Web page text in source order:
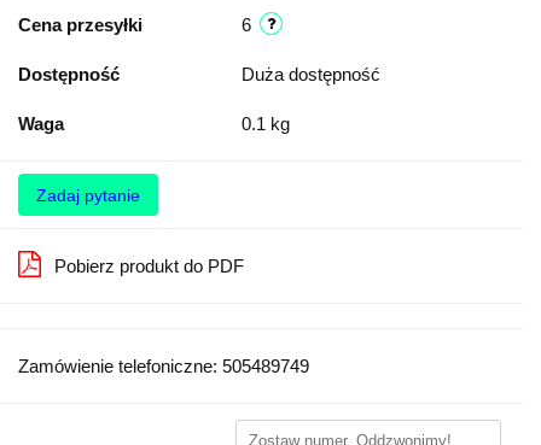
Cena przesyłki 6
Dostępność Duża dostępność
Waga 0.1 kg
Zadaj pytanie
Pobierz produkt do PDF
Zamówienie telefoniczne: 505489749